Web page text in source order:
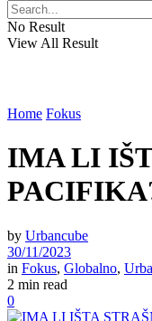
No Result
View All Result
Home Fokus
IMA LI
by Urbancube
30/11/2023
in Fokus, Globalno,
2 min read
0